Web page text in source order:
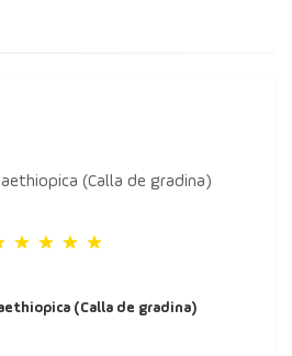
(Calla de gradina)